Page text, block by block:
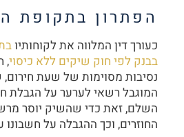
הפתרון בתקופת
כעורך דין המלווה את לקוחותיו
בבנק לפי חוק שיקים ללא כיסוי,
נסיבות מסוימות של שעת
המוגבל רשאי לערער על הגבלת
השלם, זאת כדי שהשיק יוסר
החוזרים, וכך ההגבלה על